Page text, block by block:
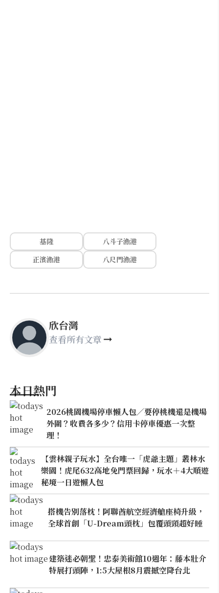
基隆
八斗子漁港
正濱漁港
八尺門漁港
欣台灣
查看所有文章
本日熱門
2026桃園機場停車懶人包／要停桃機還是機場
外圍？收費各多少？信用卡停車優惠一次整
理！
【雲林親子玩水】全台唯一「虎爺主題」叢林水
樂園！虎尾632高地免門票回歸，玩水＋4大順遊
秘境一日遊懶人包
搭機告別落枕！阿聯酋航空經濟艙座椅升級，
全球首創「U-Dream頭枕」包覆頭頸超好睡
建築迷必朝聖！忠泰美術館10週年：藤本壯介
特展打頭陣，1:5大屋根8月震撼空降台北